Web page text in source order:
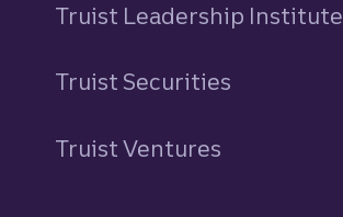
Truist Leadership Institute
Truist Securities
Truist Ventures